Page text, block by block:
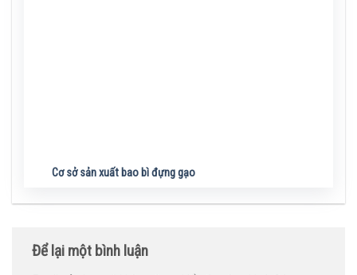
Cơ sở sản xuất bao bì đựng gạo
Để lại một bình luận